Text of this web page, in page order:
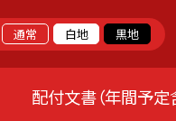
通常 白地 黒地
配付文書（年間予定